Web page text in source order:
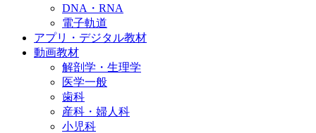
DNA・RNA
電子軌道
アプリ・デジタル教材
動画教材
解剖学・生理学
医学一般
歯科
産科・婦人科
小児科